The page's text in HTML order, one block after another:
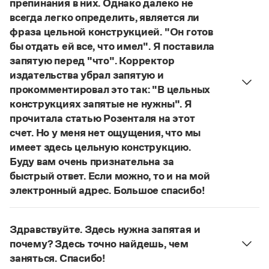
Словари русского языка как государственного
Справочники
Правила русской орфографии и пунктуации
Русский язык. Краткий теоретический курс
для школьников
Письмовник
Справочник по пунктуации
Справочник по фразеологии
Азбучные истины
Словарь-справочник непростые слова
Все справочники портала
Журнал
Новости и события
Управление в русском языке
Словарь русских имён
Словарь методических терминов
Правила русской орфографии и пунктуации
(1956)
препинания в них. Однако далеко не
всегда легко определить, является ли
фраза цельной конструкцией. "Он готов
бы отдать ей все, что имел". Я поставила
запятую перед "что". Корректор
издательства убрал запятую и
прокомментировал это так: "В цельных
конструкциях запятые не нужны". Я
прочитала статью Розенталя на этот
счет. Но у меня нет ощущения, что мы
имеет здесь цельную конструкцию.
Буду вам очень признательна за
быстрый ответ. Если можно, то и на мой
электронный адрес. Большое спасибо!
Действительно, в данном случае не приходится
(термин из справочника по пунктуации
Д. Э. Розенталя).Он готов был отдать ей всё,
что имел— сложноподчиненное местоименно-
Здравствуйте. Здесь нужна запятая и
почему? Здесь точно найдешь, чем
заняться. Спасибо!